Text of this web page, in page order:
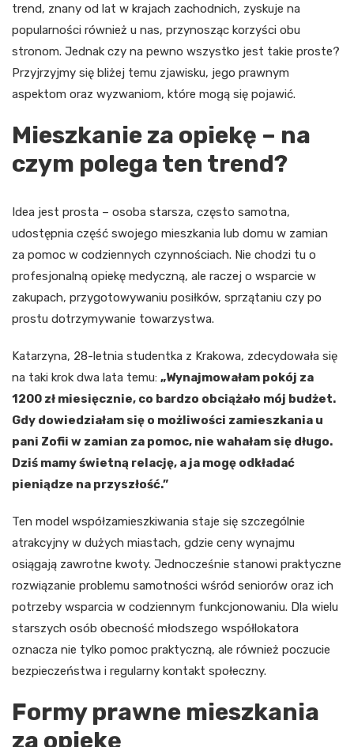
trend, znany od lat w krajach zachodnich, zyskuje na
popularności również u nas, przynosząc korzyści obu
stronom. Jednak czy na pewno wszystko jest takie proste?
Przyjrzyjmy się bliżej temu zjawisku, jego prawnym
aspektom oraz wyzwaniom, które mogą się pojawić.
Mieszkanie za opiekę – na
czym polega ten trend?
Idea jest prosta – osoba starsza, często samotna,
udostępnia część swojego mieszkania lub domu w zamian
za pomoc w codziennych czynnościach. Nie chodzi tu o
profesjonalną opiekę medyczną, ale raczej o wsparcie w
zakupach, przygotowywaniu posiłków, sprzątaniu czy po
prostu dotrzymywanie towarzystwa.
Katarzyna, 28-letnia studentka z Krakowa, zdecydowała się
na taki krok dwa lata temu: „Wynajmowałam pokój za
1200 zł miesięcznie, co bardzo obciążało mój budżet.
Gdy dowiedziałam się o możliwości zamieszkania u
pani Zofii w zamian za pomoc, nie wahałam się długo.
Dziś mamy świetną relację, a ja mogę odkładać
pieniądze na przyszłość.”
Ten model współzamieszkiwania staje się szczególnie
atrakcyjny w dużych miastach, gdzie ceny wynajmu
osiągają zawrotne kwoty. Jednocześnie stanowi praktyczne
rozwiązanie problemu samotności wśród seniorów oraz ich
potrzeby wsparcia w codziennym funkcjonowaniu. Dla wielu
starszych osób obecność młodszego współlokatora
oznacza nie tylko pomoc praktyczną, ale również poczucie
bezpieczeństwa i regularny kontakt społeczny.
Formy prawne mieszkania
za opiekę